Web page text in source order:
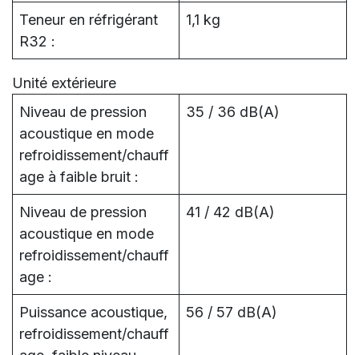
Teneur en réfrigérant
R32 :
1,1 kg
Unité extérieure
Niveau de pression
acoustique en mode
refroidissement/chauff
age à faible bruit :
35 / 36 dB(A)
Niveau de pression
acoustique en mode
refroidissement/chauff
age :
41 / 42 dB(A)
Puissance acoustique,
refroidissement/chauff
56 / 57 dB(A)